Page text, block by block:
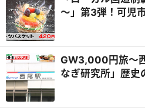
～」第3弾！可児
まり」バリエーシ
焼き！＆岐阜市
ーツに目移りしま
ルド）』
GW3,000円旅～
なぎ研究所」歴史
＆矢曽根町「とん
有名精肉店が西尾